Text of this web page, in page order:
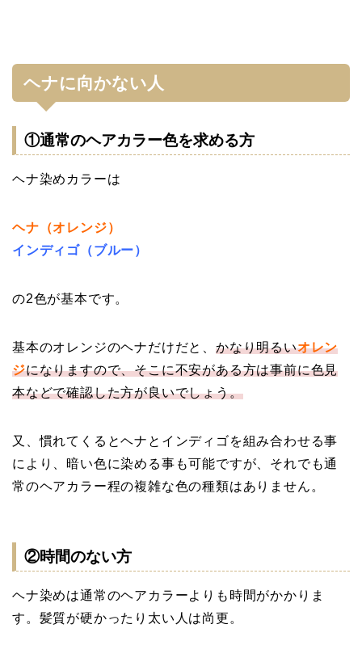
ヘナに向かない人
①通常のヘアカラー色を求める方
ヘナ染めカラーは
ヘナ（オレンジ）
インディゴ（ブルー）
の2色が基本です。
基本のオレンジのヘナだけだと、かなり明るいオレン
ジになりますので、そこに不安がある方は事前に色見
本などで確認した方が良いでしょう。
又、慣れてくるとヘナとインディゴを組み合わせる事
により、暗い色に染める事も可能ですが、それでも通
常のヘアカラー程の複雑な色の種類はありません。
②時間のない方
ヘナ染めは通常のヘアカラーよりも時間がかかりま
す。髪質が硬かったり太い人は尚更。